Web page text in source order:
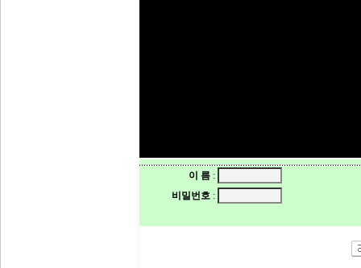
겨울로 치닫는데
나는 이제야 가을
아직은 여름의 열
채 가시지도 않았
이 름 :
비밀번호 :